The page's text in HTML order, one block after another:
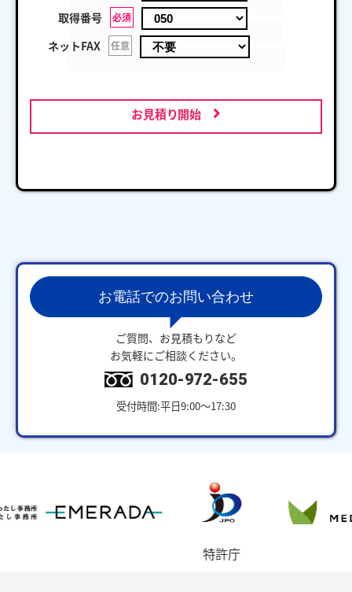
取得番号 必須
ネットFAX 任意
お見積り開始
お電話でのお問い合わせ
ご質問、お見積もりなど
お気軽にご相談ください。
0120-972-655
受付時間:平日9:00～17:30
特許庁